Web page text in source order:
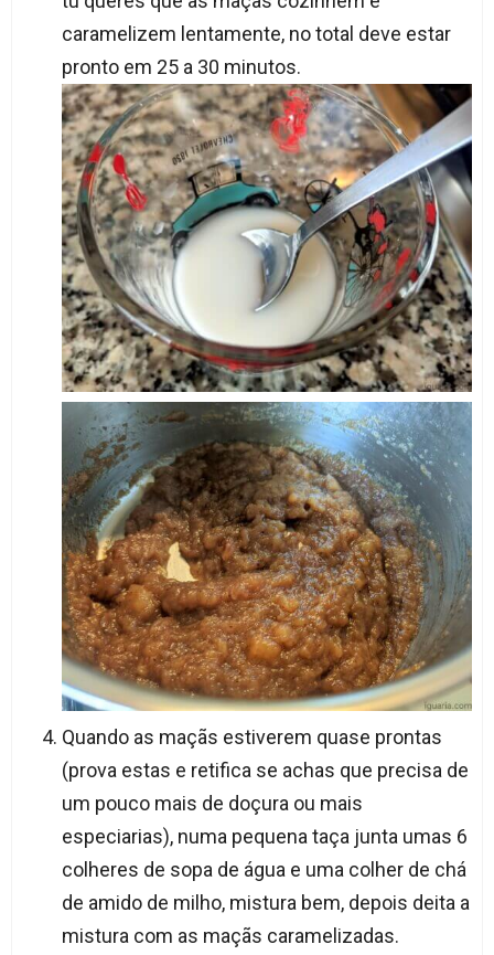
caramelizem lentamente, no total deve estar
pronto em 25 a 30 minutos.
Quando as maçãs estiverem quase prontas
(prova estas e retifica se achas que precisa de
um pouco mais de doçura ou mais
especiarias), numa pequena taça junta umas 6
colheres de sopa de água e uma colher de chá
de amido de milho, mistura bem, depois deita a
mistura com as maçãs caramelizadas.